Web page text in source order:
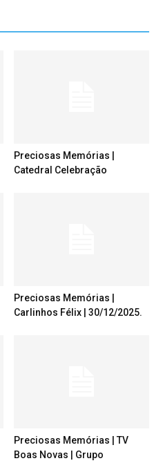
Preciosas Memórias |
Catedral Celebração
Preciosas Memórias |
Carlinhos Félix | 30/12/2025.
Preciosas Memórias | TV
Boas Novas | Grupo